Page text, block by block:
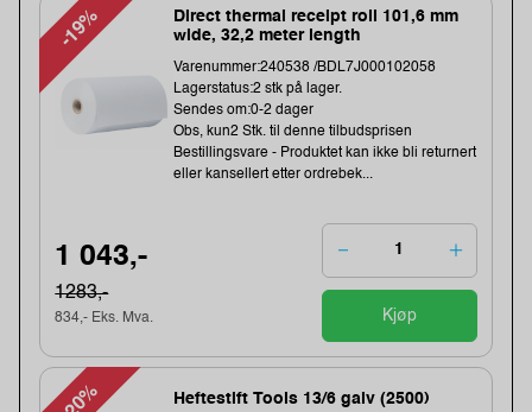
-19%
Direct thermal receipt roll 101,6 mm
wide, 32,2 meter length
Varenummer:240538 /BDL7J000102058
Lagerstatus:2 stk på lager.
Sendes om:0-2 dager
Obs, kun2 Stk. til denne tilbudsprisen
Bestillingsvare - Produktet kan ikke bli returnert
eller kansellert etter ordrebek...
1 043,-
1283,-
834,- Eks. Mva. Kjøp
Heftestift Tools 13/6 galv (2500)